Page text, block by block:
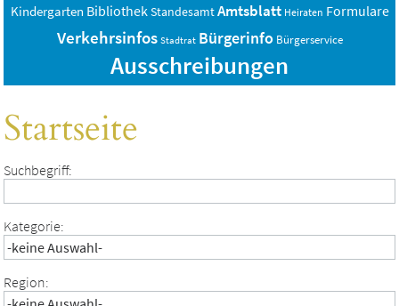
Kindergarten BibliothekStandesamtAmtsblatt Heiraten Formulare
Verkehrsinfos Stadtrat Bürgerinfo Bürgerservice
Ausschreibungen
Startseite
Suchbegriff:
Kategorie:
Region: